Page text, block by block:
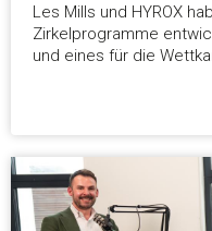
Les Mills und HYROX
Zirkelprogramme
und eines für die